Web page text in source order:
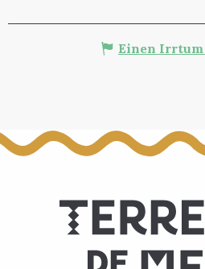
Einen Irrtum